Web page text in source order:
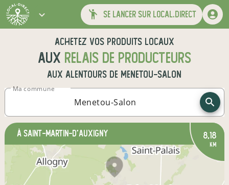
se lancer sur local.direct
Achetez vos produits locaux
aux relais de producteurs
aux alentours de Menetou-Salon
Ma commune
à Saint-Martin-d'Auxigny 8,18
km